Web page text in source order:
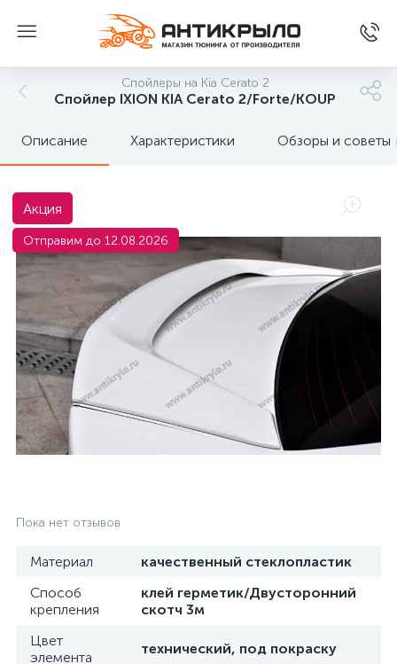
Спойлеры на Kia Cerato 2
Спойлер IXION KIA Cerato 2/Forte/KOUP
Описание Характеристики Обзоры и советы
Акция
Отправим до 12.08.2026
Пока нет отзывов
Материал
качественный стеклопластик
Способ
крепления
клей герметик/Двусторонний
скотч 3м
Цвет
элемента
технический, под покраску